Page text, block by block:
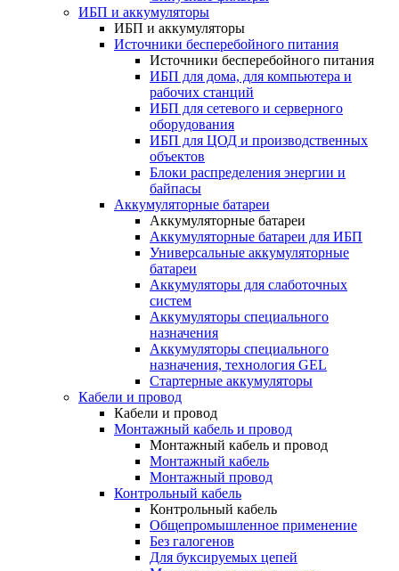
ИБП и аккумуляторы
ИБП и аккумуляторы
Источники бесперебойного питания
Источники бесперебойного питания
ИБП для дома, для компьютера и
рабочих станций
ИБП для сетевого и серверного
оборудования
ИБП для ЦОД и производственных
объектов
Блоки распределения энергии и
байпасы
Аккумуляторные батареи
Аккумуляторные батареи
Аккумуляторные батареи для ИБП
Универсальные аккумуляторные
батареи
Аккумуляторы для слаботочных
систем
Аккумуляторы специального
назначения
Аккумуляторы специального
назначения, технология GEL
Стартерные аккумуляторы
Кабели и провод
Кабели и провод
Монтажный кабель и провод
Монтажный кабель и провод
Монтажный кабель
Монтажный провод
Контрольный кабель
Контрольный кабель
Общепромышленное применение
Без галогенов
Для буксируемых цепей